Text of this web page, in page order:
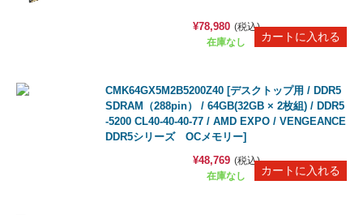
在庫なし
¥78,980 (税込)
CMK64GX5M2B5200Z40 [デスクトップ用 / DDR5
SDRAM（288pin） / 64GB(32GB × 2枚組) / DDR5
-5200 CL40-40-40-77 / AMD EXPO / VENGEANCE
DDR5シリーズ OCメモリー]
在庫なし
¥48,769 (税込)